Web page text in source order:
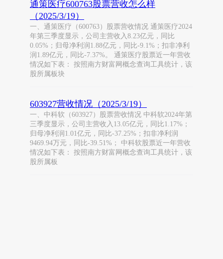
通策医疗600763股票营收怎么样
（2025/3/19）
一、通策医疗（600763）股票营收情况 通策医疗2024
年第三季度显示，公司主营收入8.23亿元，同比
0.05%；归母净利润1.88亿元，同比-9.1%；扣非净利
润1.89亿元，同比-7.37%。 通策医疗股票近一年营收
情况如下表： 按照南方财富网概念查询工具统计，该
股所属板块
603927营收情况（2025/3/19）
一、中科软（603927）股票营收情况 中科软2024年第
三季度显示，公司主营收入13.05亿元，同比1.17%；
归母净利润1.01亿元，同比-37.25%；扣非净利润
9469.94万元，同比-39.51%； 中科软股票近一年营收
情况如下表： 按照南方财富网概念查询工具统计，该
股所属板